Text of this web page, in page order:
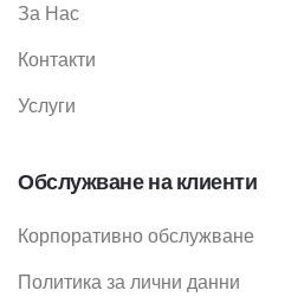
За Нас
Контакти
Услуги
Обслужване на клиенти
Корпоративно обслужване
Политика за лични данни